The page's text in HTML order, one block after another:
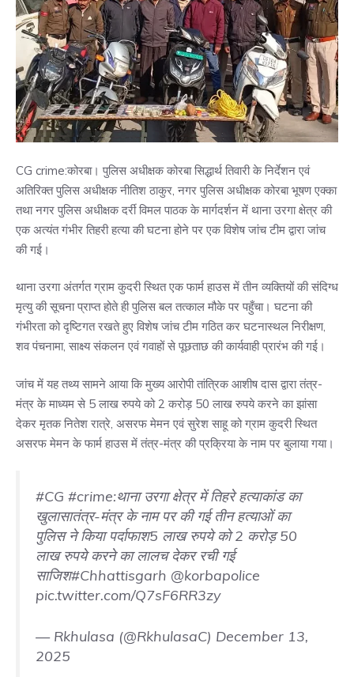
CG crime:कोरबा। पुलिस अधीक्षक कोरबा सिद्धार्थ तिवारी के निर्देशन एवं
अतिरिक्त पुलिस अधीक्षक नीतिश ठाकुर, नगर पुलिस अधीक्षक कोरबा भूषण एक्का
तथा नगर पुलिस अधीक्षक दर्री विमल पाठक के मार्गदर्शन में थाना उरगा क्षेत्र की
एक अत्यंत गंभीर तिहरी हत्या की घटना होने पर एक विशेष जांच टीम द्वारा जांच
की गई।
थाना उरगा अंतर्गत ग्राम कुदरी स्थित एक फार्म हाउस में तीन व्यक्तियों की संदिग्ध
मृत्यु की सूचना प्राप्त होते ही पुलिस बल तत्काल मौके पर पहुँचा। घटना की
गंभीरता को दृष्टिगत रखते हुए विशेष जांच टीम गठित कर घटनास्थल निरीक्षण,
शव पंचनामा, साक्ष्य संकलन एवं गवाहों से पूछताछ की कार्यवाही प्रारंभ की गई।
जांच में यह तथ्य सामने आया कि मुख्य आरोपी तांत्रिक आशीष दास द्वारा तंत्र-
मंत्र के माध्यम से 5 लाख रुपये को 2 करोड़ 50 लाख रुपये करने का झांसा
देकर मृतक नितेश रात्रे, असरफ मेमन एवं सुरेश साहू को ग्राम कुदरी स्थित
असरफ मेमन के फार्म हाउस में तंत्र-मंत्र की प्रक्रिया के नाम पर बुलाया गया।
#CG #crime:थाना उरगा क्षेत्र में तिहरे हत्याकांड का
खुलासातंत्र-मंत्र के नाम पर की गई तीन हत्याओं का
पुलिस ने किया पर्दाफाश5 लाख रुपये को 2 करोड़ 50
लाख रुपये करने का लालच देकर रची गई
साजिश#Chhattisgarh @korbapolice
pic.twitter.com/Q7sF6RR3zy
— Rkhulasa (@RkhulasaC) December 13,
2025